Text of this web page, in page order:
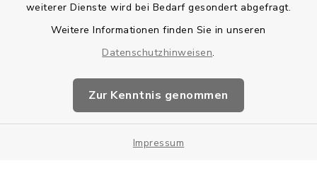
weiterer Dienste wird bei Bedarf gesondert abgefragt.
Weitere Informationen finden Sie in unseren
Datenschutzhinweisen.
Zur Kenntnis genommen
Impressum
Barrierefreiheit
Impressum
Sitemap